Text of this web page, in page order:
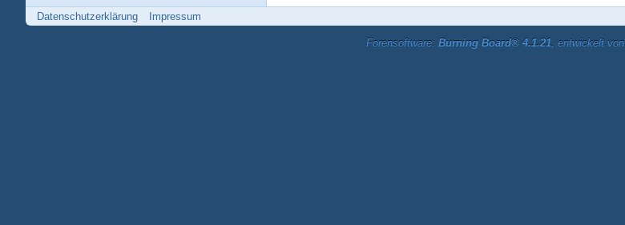
Datenschutzerklärung Impressum
Forensoftware: Burning Board® 4.1.21, entwickelt von